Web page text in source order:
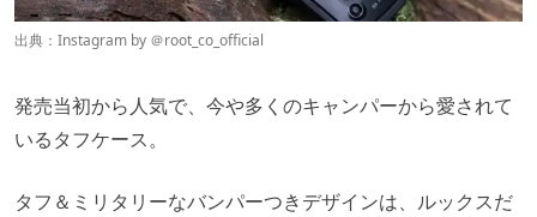
出典：Instagram by ＠root_co_official
発売当初から人気で、今や多くのキャンパーから愛されて
いるタフケース。
タフ＆ミリタリーなバンパーつきデザインは、ルックスだ